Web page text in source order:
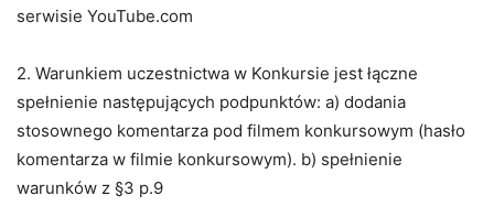
serwisie YouTube.com
2. Warunkiem uczestnictwa w Konkursie jest łączne
spełnienie następujących podpunktów: a) dodania
stosownego komentarza pod filmem konkursowym (hasło
komentarza w filmie konkursowym). b) spełnienie
warunków z §3 p.9